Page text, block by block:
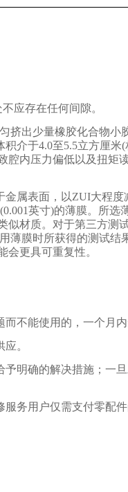
应存在任何间隙。
挤出少量橡胶化合物
介于4.0至5.5立方厘米
腔内压力偏低以及扭矩
属表面，以ZUI大程
英寸)的薄膜。所
材质。对于第三方测
薄膜时所获得的测试
会更具可重复性。
不能使用的，一个月内
。
明确的解决措施；一
务用户仅需支付零配件